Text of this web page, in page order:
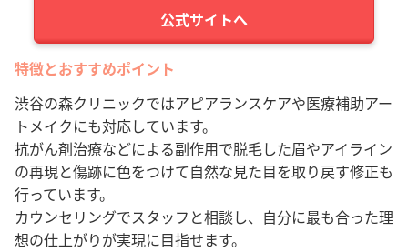
公式サイトへ
特徴とおすすめポイント
渋谷の森クリニックではアピアランスケアや医療補助アー
トメイクにも対応しています。
抗がん剤治療などによる副作用で脱毛した眉やアイライン
の再現と傷跡に色をつけて自然な見た目を取り戻す修正も
行っています。
カウンセリングでスタッフと相談し、自分に最も合った理
想の仕上がりが実現に目指せます。